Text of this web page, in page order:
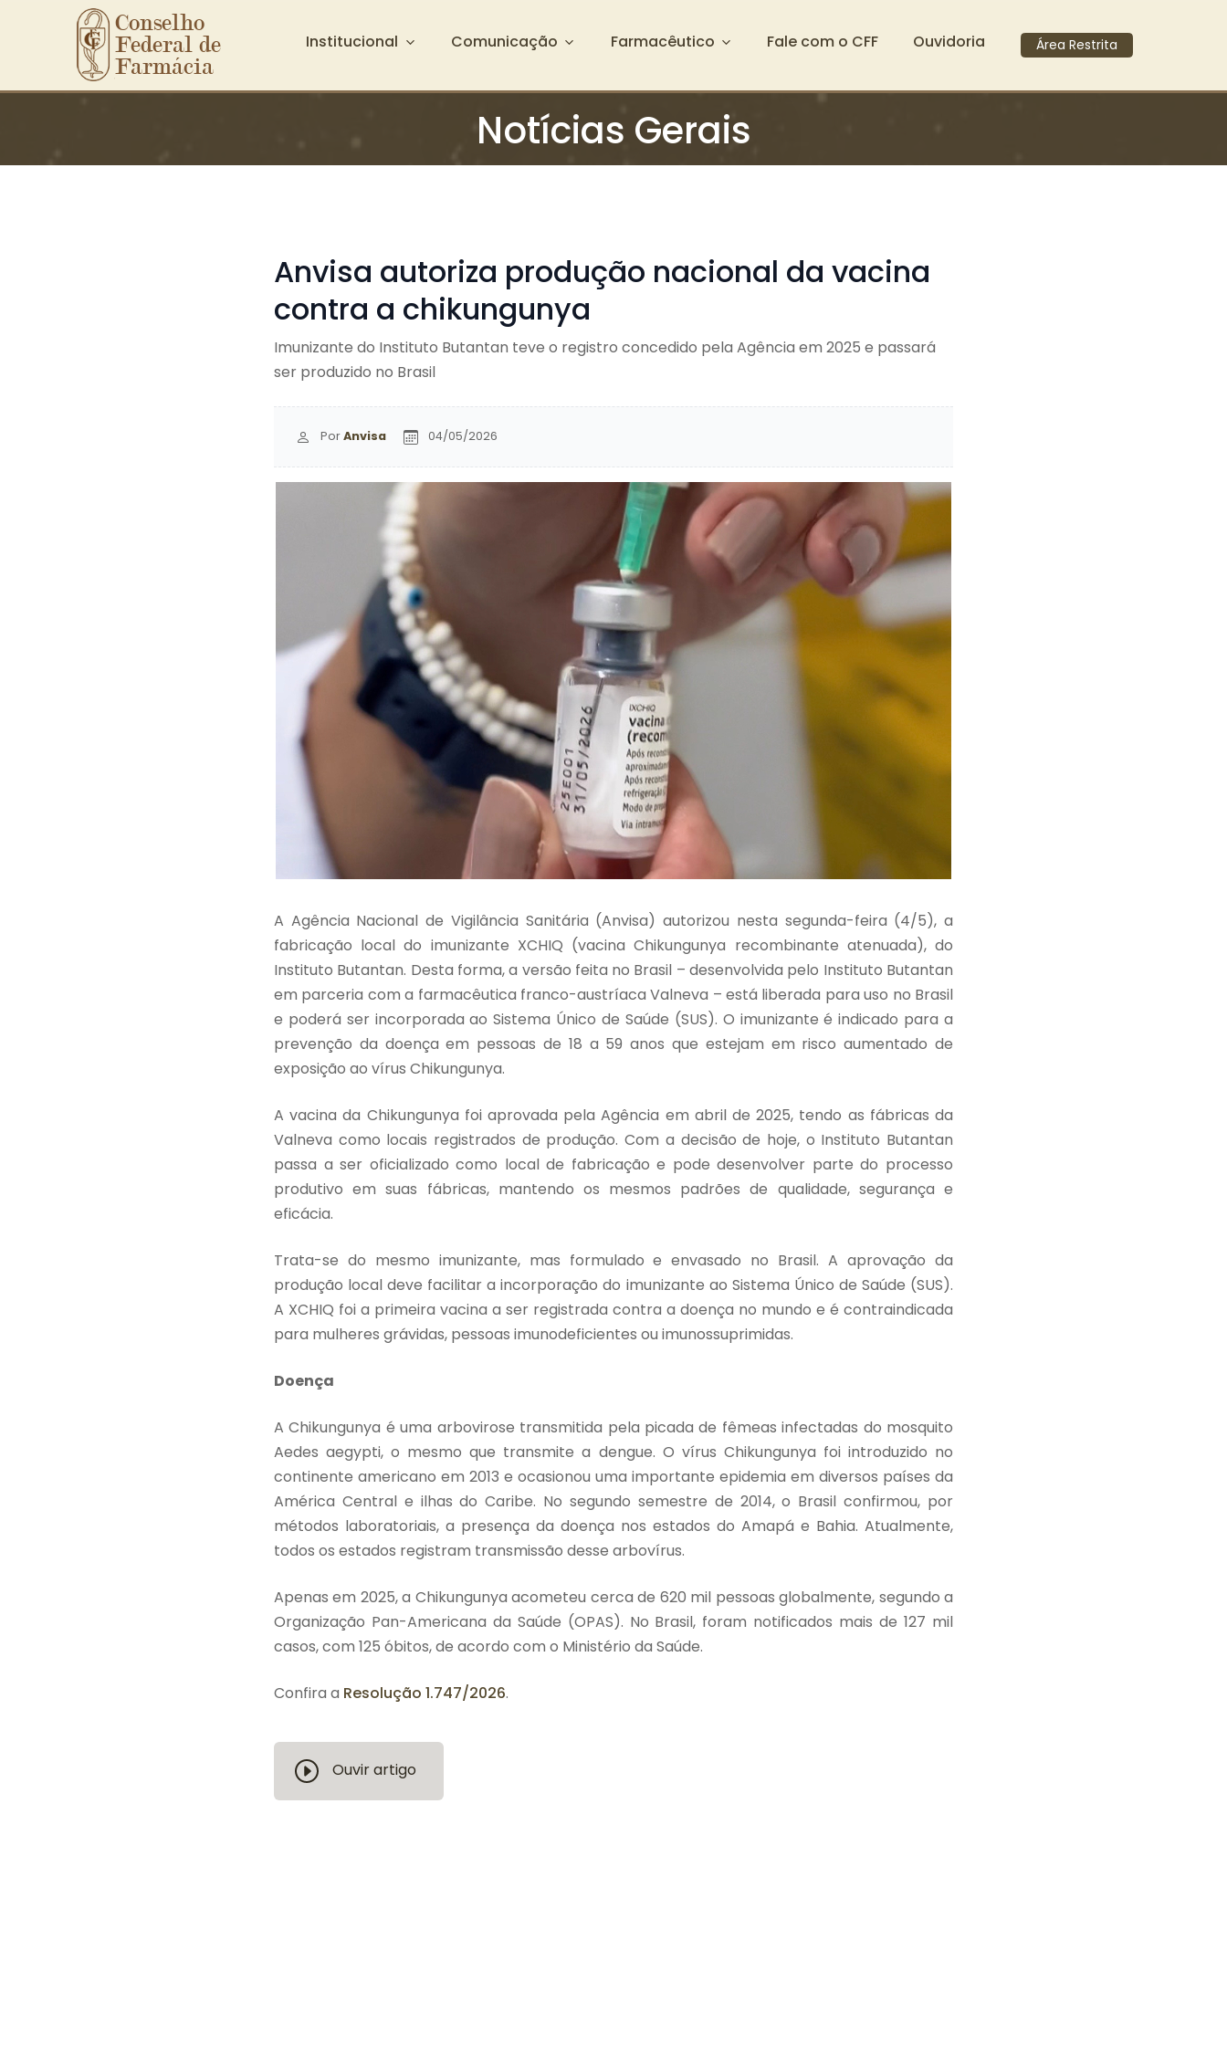
Ir para o conteúdo principal
Conselho
Federal de
Farmácia
Institucional Comunicação Farmacêutico Fale com o CFF Ouvidoria Área Restrita
Notícias Gerais
Anvisa autoriza produção nacional da vacina
contra a chikungunya
Imunizante do Instituto Butantan teve o registro concedido pela Agência em 2025 e passará
ser produzido no Brasil
PorAnvisa 04/05/2026
A Agência Nacional de Vigilância Sanitária (Anvisa) autorizou nesta segunda-feira (4/5), a
fabricação local do imunizante XCHIQ (vacina Chikungunya recombinante atenuada), do
Instituto Butantan. Desta forma, a versão feita no Brasil – desenvolvida pelo Instituto Butantan
em parceria com a farmacêutica franco-austríaca Valneva – está liberada para uso no Brasil
e poderá ser incorporada ao Sistema Único de Saúde (SUS). O imunizante é indicado para a
prevenção da doença em pessoas de 18 a 59 anos que estejam em risco aumentado de
exposição ao vírus Chikungunya.
A vacina da Chikungunya foi aprovada pela Agência em abril de 2025, tendo as fábricas da
Valneva como locais registrados de produção. Com a decisão de hoje, o Instituto Butantan
passa a ser oficializado como local de fabricação e pode desenvolver parte do processo
produtivo em suas fábricas, mantendo os mesmos padrões de qualidade, segurança e
eficácia.
Trata-se do mesmo imunizante, mas formulado e envasado no Brasil. A aprovação da
produção local deve facilitar a incorporação do imunizante ao Sistema Único de Saúde (SUS).
A XCHIQ foi a primeira vacina a ser registrada contra a doença no mundo e é contraindicada
para mulheres grávidas, pessoas imunodeficientes ou imunossuprimidas.
Doença
A Chikungunya é uma arbovirose transmitida pela picada de fêmeas infectadas do mosquito
Aedes aegypti, o mesmo que transmite a dengue. O vírus Chikungunya foi introduzido no
continente americano em 2013 e ocasionou uma importante epidemia em diversos países da
América Central e ilhas do Caribe. No segundo semestre de 2014, o Brasil confirmou, por
métodos laboratoriais, a presença da doença nos estados do Amapá e Bahia. Atualmente,
todos os estados registram transmissão desse arbovírus.
Apenas em 2025, a Chikungunya acometeu cerca de 620 mil pessoas globalmente, segundo a
Organização Pan-Americana da Saúde (OPAS). No Brasil, foram notificados mais de 127 mil
casos, com 125 óbitos, de acordo com o Ministério da Saúde.
Confira a Resolução 1.747/2026.
Ouvir artigo